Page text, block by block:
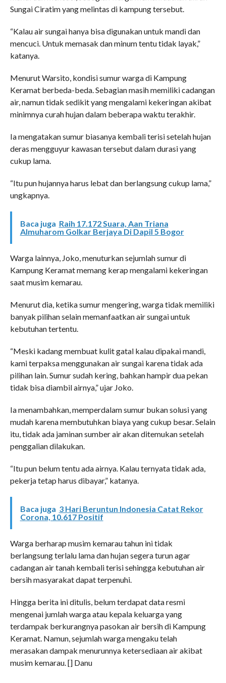
Sungai Ciratim yang melintas di kampung tersebut.
“Kalau air sungai hanya bisa digunakan untuk mandi dan
mencuci. Untuk memasak dan minum tentu tidak layak,”
katanya.
Menurut Warsito, kondisi sumur warga di Kampung
Keramat berbeda-beda. Sebagian masih memiliki cadangan
air, namun tidak sedikit yang mengalami kekeringan akibat
minimnya curah hujan dalam beberapa waktu terakhir.
Ia mengatakan sumur biasanya kembali terisi setelah hujan
deras mengguyur kawasan tersebut dalam durasi yang
cukup lama.
“Itu pun hujannya harus lebat dan berlangsung cukup lama,”
ungkapnya.
Baca juga Raih 17.172 Suara, Aan Triana
Almuharom Golkar Berjaya Di Dapil 5 Bogor
Warga lainnya, Joko, menuturkan sejumlah sumur di
Kampung Keramat memang kerap mengalami kekeringan
saat musim kemarau.
Menurut dia, ketika sumur mengering, warga tidak memiliki
banyak pilihan selain memanfaatkan air sungai untuk
kebutuhan tertentu.
“Meski kadang membuat kulit gatal kalau dipakai mandi,
kami terpaksa menggunakan air sungai karena tidak ada
pilihan lain. Sumur sudah kering, bahkan hampir dua pekan
tidak bisa diambil airnya,” ujar Joko.
Ia menambahkan, memperdalam sumur bukan solusi yang
mudah karena membutuhkan biaya yang cukup besar. Selain
itu, tidak ada jaminan sumber air akan ditemukan setelah
penggalian dilakukan.
“Itu pun belum tentu ada airnya. Kalau ternyata tidak ada,
pekerja tetap harus dibayar,” katanya.
Baca juga 3 Hari Beruntun Indonesia Catat Rekor
Corona, 10.617 Positif
Warga berharap musim kemarau tahun ini tidak
berlangsung terlalu lama dan hujan segera turun agar
cadangan air tanah kembali terisi sehingga kebutuhan air
bersih masyarakat dapat terpenuhi.
Hingga berita ini ditulis, belum terdapat data resmi
mengenai jumlah warga atau kepala keluarga yang
terdampak berkurangnya pasokan air bersih di Kampung
Keramat. Namun, sejumlah warga mengaku telah
merasakan dampak menurunnya ketersediaan air akibat
musim kemarau. [] Danu